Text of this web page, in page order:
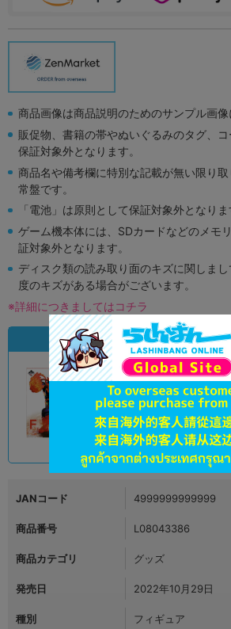
商品画像は商品説明のためのサンプル画像
販促物、書籍の帯やぬいぐるみのタグ、
保証対象外となります。
商品名や備考欄に特別な記載が無い限り
常盤です。
「電池」は原則として保証対象外となりま
ゲーム機本体には、SDカードなどのメモ
証対象外となります。
ディスク類の読み取り面のキズに関しま
度のキズがある場合がございます。
※詳細につきましてはコチラ
状態違いの同一商品
状態 : A
オンライン
品切状態 2,290 円 税込
JANコード 4999999999999
商品番号 L08043386
商品カテゴリ グッズ
発売日 2022年10月29日
種別 フィギュア